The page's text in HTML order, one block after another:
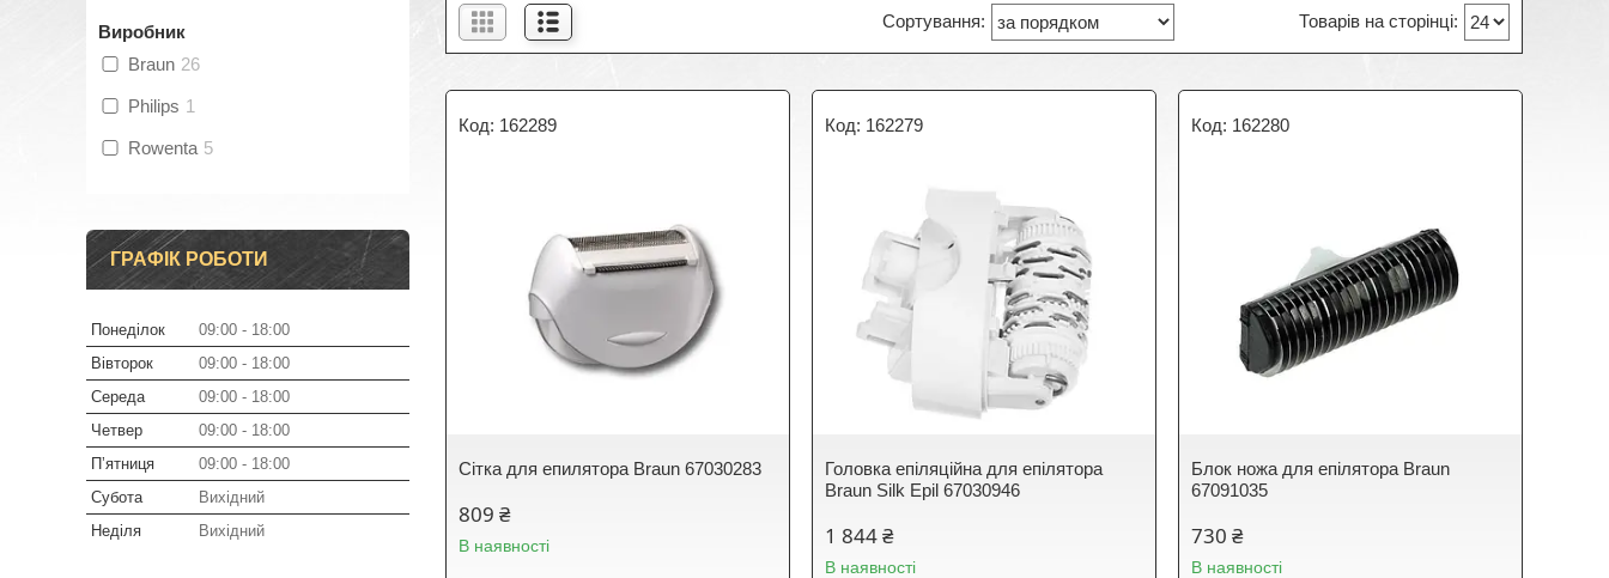
162289
Сітка для епилятора Braun 67030283
809 ₴
В наявності
162279
Головка епіляційна для епілятора
Braun Silk Epil 67030946
1 844 ₴
В наявності
162280
Блок ножа для епілятора Braun
67091035
730 ₴
В наявності
Виробник
Braun 26
Philips 1
Rowenta 5
ГРАФІК РОБОТИ
Понеділок 09:00
18:00
Вівторок
09:00
18:00
Середа
09:00
18:00
Четвер
09:00
18:00
Пʼятниця
09:00
18:00
Субота
Вихідний
Неділя
Вихідний